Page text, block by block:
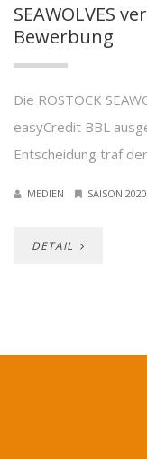
SEAWOLVES
Bewerbung
Die ROSTOCK
easyCredit BBL
Entscheidung traf
MEDIEN SAISON
DETAIL